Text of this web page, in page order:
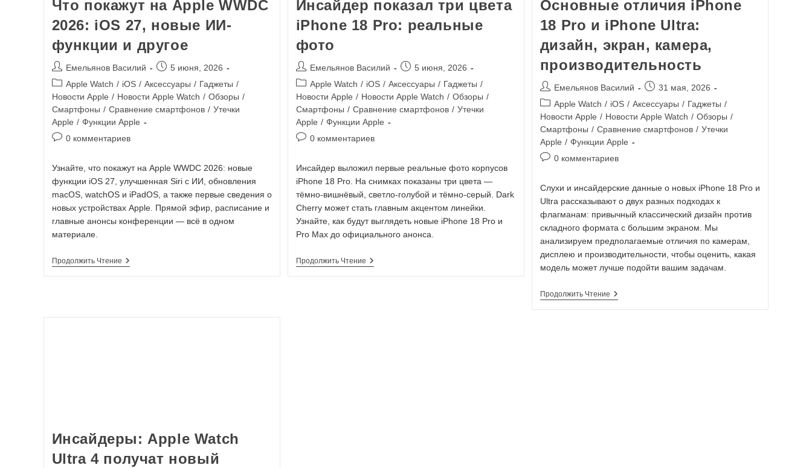
Что покажут на Apple WWDC
2026: iOS 27, новые ИИ-
функции и другое
Емельянов Василий
5 июня, 2026
Apple Watch / iOS / Аксессуары / Гаджеты /
Новости Apple / Новости Apple Watch / Обзоры /
Смартфоны / Сравнение смартфонов / Утечки
Apple / Функции Apple
0 комментариев
Узнайте, что покажут на Apple WWDC 2026: новые
функции iOS 27, улучшенная Siri с ИИ, обновления
macOS, watchOS и iPadOS, а также первые сведения о
новых устройствах Apple. Прямой эфир, расписание и
главные анонсы конференции — всё в одном
материале.
Продолжить Чтение
Инсайдер показал три цвета
iPhone 18 Pro: реальные
фото
Емельянов Василий
5 июня, 2026
Apple Watch / iOS / Аксессуары / Гаджеты /
Новости Apple / Новости Apple Watch / Обзоры /
Смартфоны / Сравнение смартфонов / Утечки
Apple / Функции Apple
0 комментариев
Инсайдер выложил первые реальные фото корпусов
iPhone 18 Pro. На снимках показаны три цвета —
тёмно-вишнёвый, светло-голубой и тёмно-серый. Dark
Cherry может стать главным акцентом линейки.
Узнайте, как будут выглядеть новые iPhone 18 Pro и
Pro Max до официального анонса.
Продолжить Чтение
Основные отличия iPhone
18 Pro и iPhone Ultra:
дизайн, экран, камера,
производительность
Емельянов Василий
31 мая, 2026
Apple Watch / iOS / Аксессуары / Гаджеты /
Новости Apple / Новости Apple Watch / Обзоры /
Смартфоны / Сравнение смартфонов / Утечки
Apple / Функции Apple
0 комментариев
Слухи и инсайдерские данные о новых iPhone 18 Pro и
Ultra рассказывают о двух разных подходах к
флагманам: привычный классический дизайн против
складного формата с большим экраном. Мы
анализируем предполагаемые отличия по камерам,
дисплею и производительности, чтобы оценить, какая
модель может лучше подойти вашим задачам.
Продолжить Чтение
Инсайдеры: Apple Watch
Ultra 4 получат новый